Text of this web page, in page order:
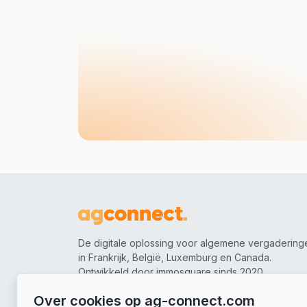
De digitale oplossing voor algemene
in Frankrijk, België, Luxemburg en Canada.
Ontwikkeld door immosquare sinds 2020.
Volg ons
Over cookies op ag-connect.com